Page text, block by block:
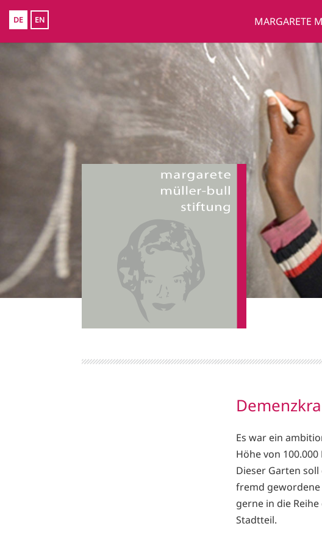
MARGARETE
DE EN
Es war ein
Höhe von
Dieser Garten
fremd
gerne in die
Stadtteil.